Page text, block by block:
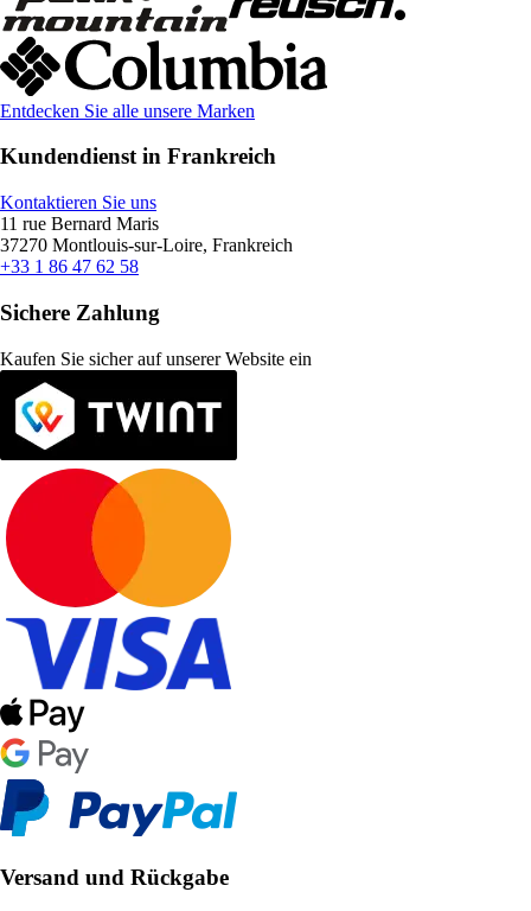
Entdecken Sie alle unsere Marken
Kundendienst in Frankreich
Kontaktieren Sie uns
11 rue Bernard Maris
37270 Montlouis-sur-Loire, Frankreich
+33 1 86 47 62 58
Sichere Zahlung
Kaufen Sie sicher auf unserer Website ein
Versand und Rückgabe